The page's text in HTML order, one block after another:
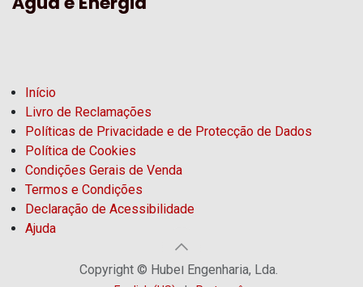
Início
Livro de Reclamações
Políticas de Privacidade e de Protecção de Dados
Política de Cookies
Condições Gerais de Venda
Termos e Condições
Declaração de Acessibilidade
Ajuda
Copyright © Hubel Engenharia, Lda.